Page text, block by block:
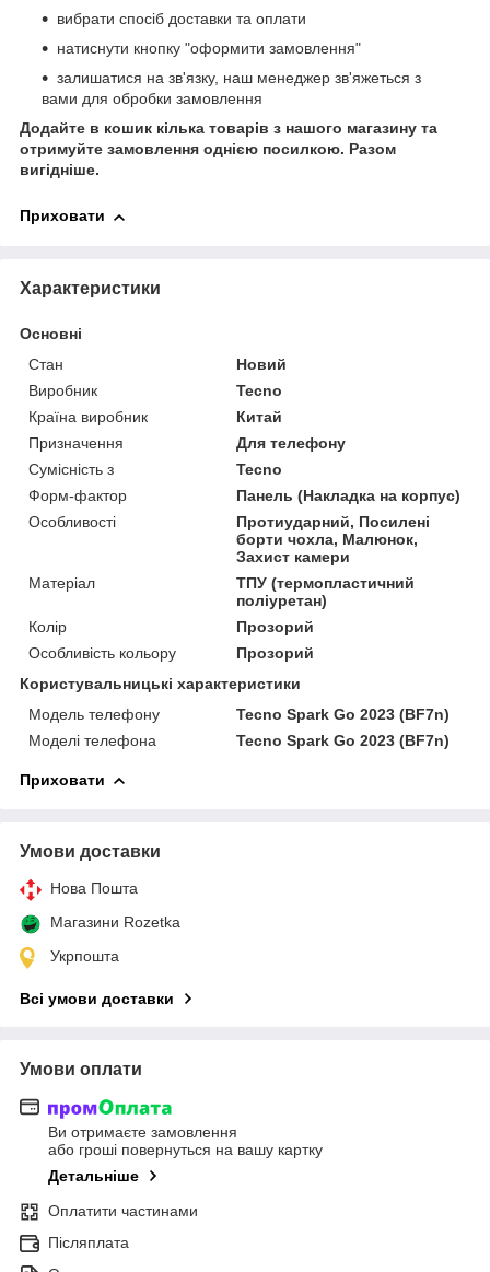
вибрати спосіб доставки та оплати
натиснути кнопку "оформити замовлення"
залишатися на зв'язку, наш менеджер зв'яжеться з
вами для обробки замовлення
Додайте в кошик кілька товарів з нашого магазину та
отримуйте замовлення однією посилкою. Разом
вигідніше.
Приховати
Характеристики
Основні
Стан
Новий
Виробник
Tecno
Країна виробник
Китай
Призначення
Для телефону
Сумісність з
Tecno
Форм-фактор
Панель (Накладка на корпус)
Особливості
Протиударний, Посилені
борти чохла, Малюнок,
Захист камери
Матеріал
ТПУ (термопластичний
поліуретан)
Колір
Прозорий
Особливість кольору
Прозорий
Користувальницькі характеристики
Модель телефону
Tecno Spark Go 2023 (BF7n)
Моделі телефона
Tecno Spark Go 2023 (BF7n)
Приховати
Умови доставки
Нова Пошта
Магазини Rozetka
Укрпошта
Всі умови доставки
Умови оплати
Ви отримаєте замовлення
або гроші повернуться на вашу картку
Детальніше
Оплатити частинами
Післяплата